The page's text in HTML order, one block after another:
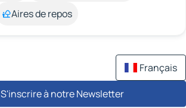
Aires de repos
Français
S'inscrire à notre Newsletter